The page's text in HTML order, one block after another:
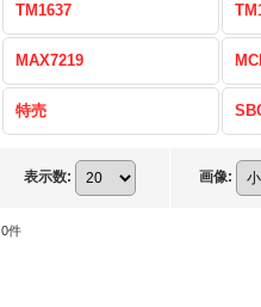
TM1637
MAX7219
特売
表示数: 画像:
0件